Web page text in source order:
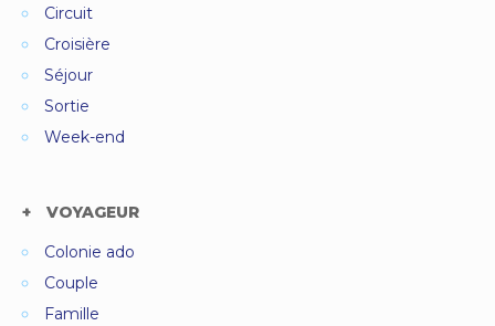
Circuit
Croisière
Séjour
Sortie
Week-end
VOYAGEUR
Colonie ado
Couple
Famille